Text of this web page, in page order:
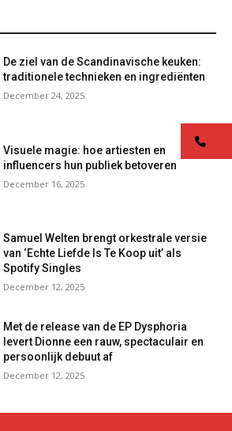
De ziel van de Scandinavische keuken:
traditionele technieken en ingrediënten
December 24, 2025
Visuele magie: hoe artiesten en
influencers hun publiek betoveren
December 16, 2025
Samuel Welten brengt orkestrale versie
van ‘Echte Liefde Is Te Koop uit’ als
Spotify Singles
December 12, 2025
Met de release van de EP Dysphoria
levert Dionne een rauw, spectaculair en
persoonlijk debuut af
December 12, 2025